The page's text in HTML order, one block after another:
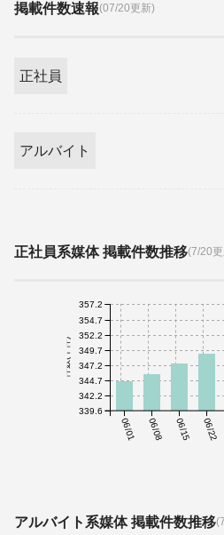
掲載件数速報(07/20更新)
正社員
アルバイト
正社員系媒体 掲載件数推移(7/20
06/01 06/08 06/15 06/22
件数(千件)
339.6
342.2
344.7
347.2
349.7
352.2
354.7
357.2
アルバイト系媒体 掲載件数推移